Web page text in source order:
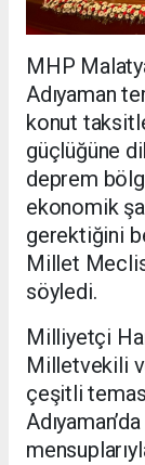
MHP
Adıyaman
konut
güçlüğüne
deprem
ekonomik
gerektiğini
Millet
söyledi.
Milliyetçi
Milletvekili
çeşitli